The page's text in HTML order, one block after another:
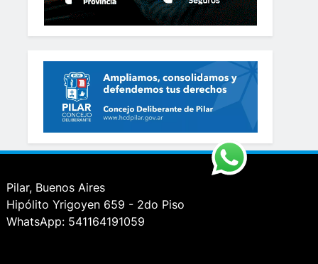
Pilar, Buenos Aires
Hipólito Yrigoyen 659 - 2do Piso
WhatsApp: 541164191059